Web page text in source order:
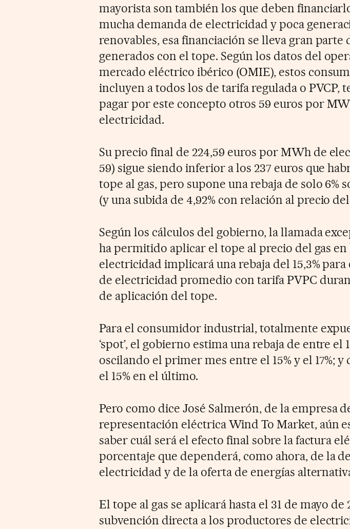
mayorista son también los que deben
mucha demanda de electricidad y poca
renovables, esa financiación se lleva gran parte
generados con el tope. Según los datos del
mercado eléctrico ibérico (OMIE), estos
incluyen a todos los de tarifa regulada o PVCP,
pagar por este concepto otros 59 euros por
electricidad.
Su precio final de 224,59 euros por MWh de
59) sigue siendo inferior a los 237 euros que
tope al gas, pero supone una rebaja de solo 6%
(y una subida de 4,92% con relación al precio
Según los cálculos del gobierno, la llamada
ha permitido aplicar el tope al precio del gas
electricidad implicará una rebaja del 15,3%
de electricidad promedio con tarifa PVPC
de aplicación del tope.
Para el consumidor industrial, totalmente
‘spot’, el gobierno estima una rebaja de entre el
oscilando el primer mes entre el 15% y el 17%; y
el 15% en el último.
Pero como dice José Salmerón, de la empresa
representación eléctrica Wind To Market, aún
saber cuál será el efecto final sobre la factura
porcentaje que dependerá, como ahora, de la
electricidad y de la oferta de energías
El tope al gas se aplicará hasta el 31 de mayo de
subvención directa a los productores de